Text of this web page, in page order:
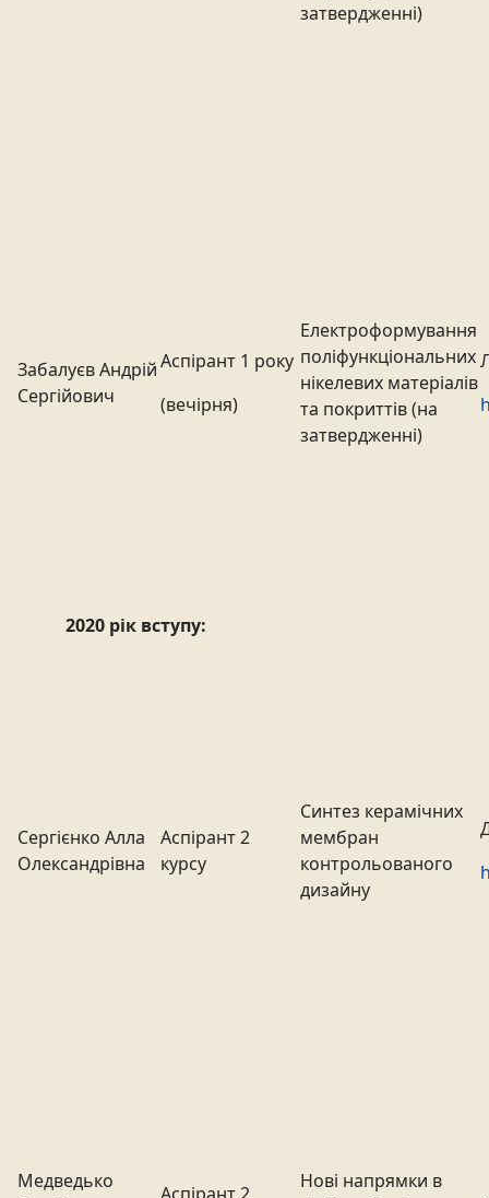
затвердженні)
Забалуєв Андрій
Сергійович
Аспірант 1 року
(вечірня)
Електроформування
поліфункціональних
нікелевих матеріалів
та покриттів (на
затвердженні)
2020 рік вступу:
Сергієнко Алла
Олександрівна
Аспірант 2
курсу
Синтез керамічних
мембран
контрольованого
дизайну
Медведько
Нові напрямки в